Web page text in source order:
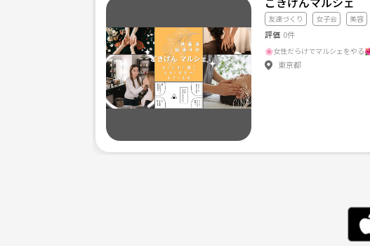
友達づくり 女子会 美容
評価 0件
東京都